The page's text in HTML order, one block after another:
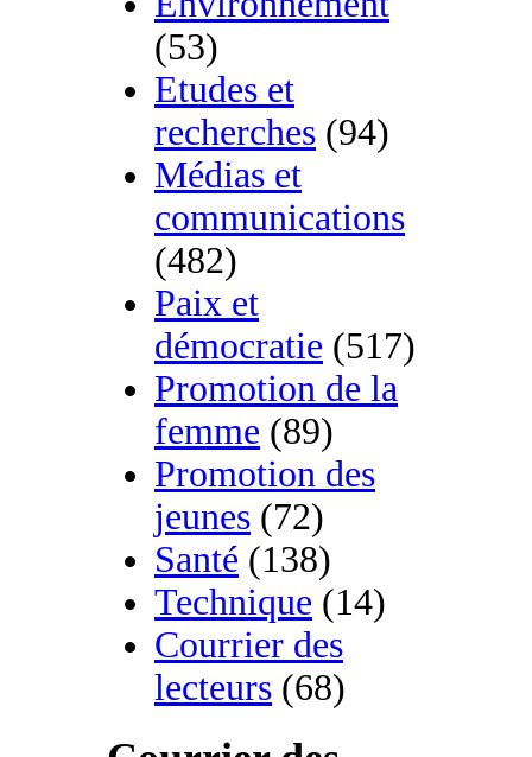
(53)
Etudes et
recherches (94)
Médias et
communications
(482)
Paix et
démocratie (517)
Promotion de la
femme (89)
Promotion des
jeunes (72)
Santé (138)
Technique (14)
Courrier des
lecteurs (68)